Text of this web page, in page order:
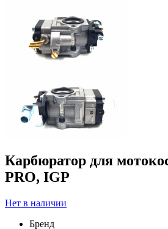
Карбюратор для
PRO, IGP
Нет в наличии
Бренд